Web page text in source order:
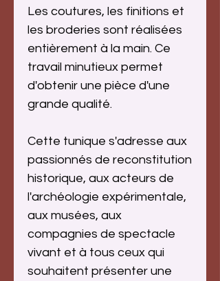
Les coutures, les finitions et
les broderies sont réalisées
entièrement à la main. Ce
travail minutieux permet
d'obtenir une pièce d'une
grande qualité.
Cette tunique s'adresse aux
passionnés de reconstitution
historique, aux acteurs de
l'archéologie expérimentale,
aux musées, aux
compagnies de spectacle
vivant et à tous ceux qui
souhaitent présenter une